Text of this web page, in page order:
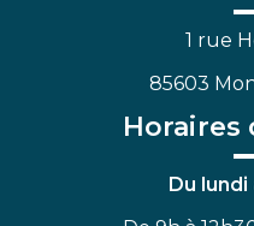
1 rue
85603
Horaires
Du